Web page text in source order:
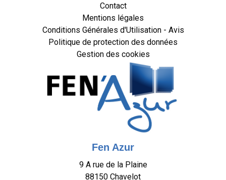
Contact
Mentions légales
Conditions Générales d'Utilisation - Avis
Politique de protection des données
Gestion des cookies
Fen Azur
9 A rue de la Plaine
88150 Chavelot